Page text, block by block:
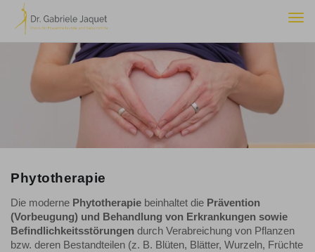
Phytotherapie
Die moderne Phytotherapie beinhaltet die Prävention
(Vorbeugung) und Behandlung von Erkrankungen sowie
Befindlichkeitsstörungen durch Verabreichung von Pflanzen
bzw. deren Bestandteilen (z. B. Blüten, Blätter, Wurzeln, Früchte